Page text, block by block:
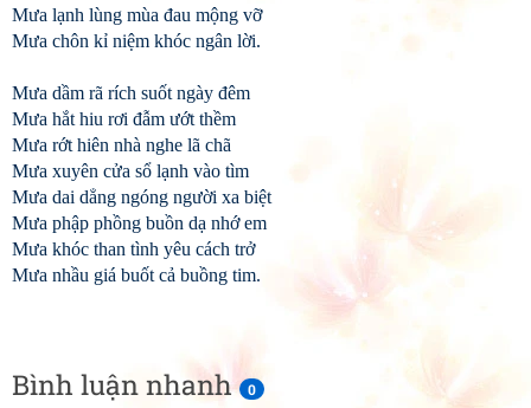
Bình luận nhanh 0
Mưa lạnh lùng mùa đau mộng vỡ
Mưa chôn kỉ niệm khóc ngân lời.
Mưa dầm rã rích suốt ngày đêm
Mưa hắt hiu rơi đẫm ướt thềm
Mưa rớt hiên nhà nghe lã chã
Mưa xuyên cửa sổ lạnh vào tìm
Mưa dai dẳng ngóng người xa biệt
Mưa phập phồng buồn dạ nhớ em
Mưa khóc than tình yêu cách trở
Mưa nhầu giá buốt cả buồng tim.